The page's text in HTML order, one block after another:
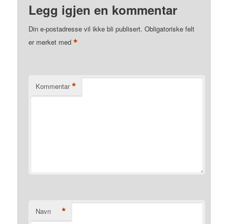
Legg igjen en kommentar
Din e-postadresse vil ikke bli publisert. Obligatoriske felt
er merket med*
Kommentar *
Navn *